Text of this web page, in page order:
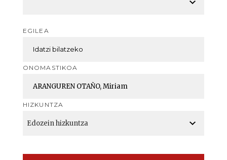
EGILEA
ONOMASTIKOA
HIZKUNTZA